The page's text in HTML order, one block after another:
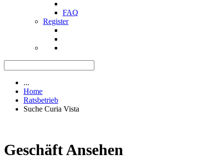
FAQ
Register
...
Home
Ratsbetrieb
Suche Curia Vista
Geschäft Ansehen